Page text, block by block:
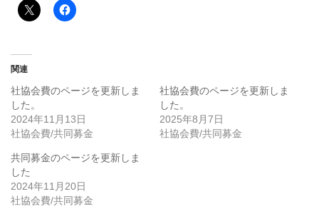
関連
社協会費のページを更新しま
した。
2024年11月13日
社協会費/共同募金
社協会費のページを更新しま
した。
2025年8月7日
社協会費/共同募金
共同募金のページを更新しま
した
2024年11月20日
社協会費/共同募金